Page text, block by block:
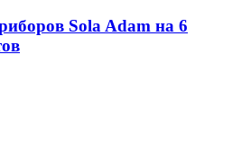
Sola Adam на 6